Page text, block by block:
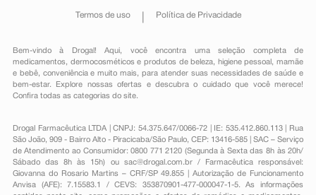
Termos de uso Política de Privacidade
Bem-vindo à Drogal! Aqui, você encontra uma seleção completa de
medicamentos , dermocosméticos e produtos de beleza, higiene pessoal ,mamãe
e bebê, conveniênciae muito mais, para atender suas necessidades de saúde e
bem-estar. Explore nossas ofertas e descubra o cuidado que você merece!
Confira todas as categorias do site.
Drogal Farmacêutica LTDA | CNPJ: 54.375.647/0066-72 | IE: 535.412.860.113 | Rua
São João, 909 - Bairro Alto - Piracicaba/São Paulo, CEP: 13416-585 | SAC – Serviço
de Atendimento ao Consumidor: 0800 771 2120 (Segunda à Sexta das 8h às 20h/
Sábado das 8h às 15h) ou sac@drogal.com.br/ Farmacêutica responsável:
Giovanna do Rosario Martins – CRF/SP 49.855 | Autorização de Funcionamento
Anvisa (AFE): 7.15583.1 / CEVS: 353870901-477-000047-1-5. As informações